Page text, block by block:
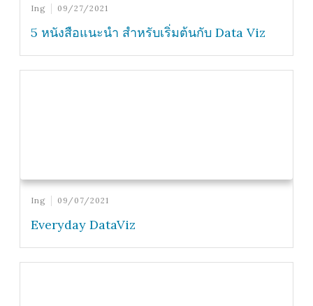
Ing 09/27/2021
5 หนังสือแนะนำ สำหรับเริ่มต้นกับ Data Viz
Ing 09/07/2021
Everyday DataViz